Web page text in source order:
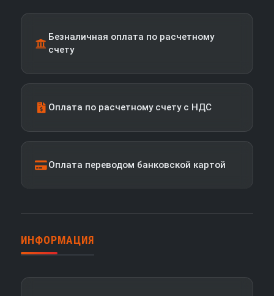
Безналичная оплата по расчетному
счету
Оплата по расчетному счету с НДС
Оплата переводом банковской картой
ИНФОРМАЦИЯ